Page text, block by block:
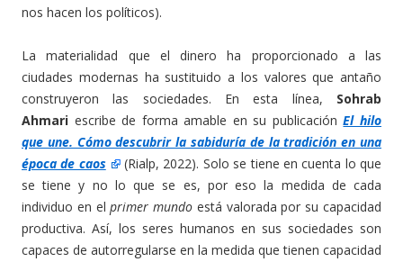
nos hacen los políticos).
La materialidad que el dinero ha proporcionado a las
ciudades modernas ha sustituido a los valores que antaño
construyeron las sociedades. En esta línea, Sohrab
Ahmari escribe de forma amable en su publicaciónEl hilo
que une. Cómo descubrir la sabiduría de la tradición en una
época de caos
(Rialp, 2022). Solo se tiene en cuenta lo que
se tiene y no lo que se es, por eso la medida de cada
individuo en el primer mundo está valorada por su capacidad
productiva. Así, los seres humanos en sus sociedades son
capaces de autorregularse en la medida que tienen capacidad